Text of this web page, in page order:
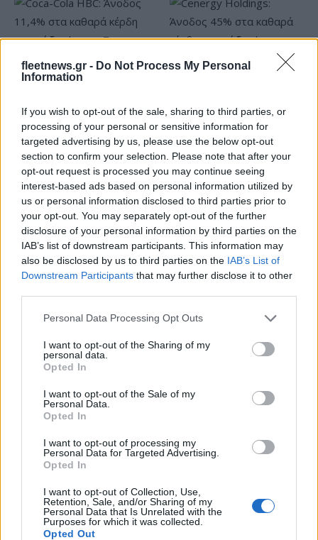
fleetnews.gr - Do Not Process My Personal
Information
If you wish to opt-out of the sale, sharing to third parties, or
processing of your personal or sensitive information for
targeted advertising by us, please use the below opt-out
section to confirm your selection. Please note that after your
opt-out request is processed you may continue seeing
interest-based ads based on personal information utilized by
us or personal information disclosed to third parties prior to
your opt-out. You may separately opt-out of the further
disclosure of your personal information by third parties on the
IAB’s list of downstream participants. This information may
also be disclosed by us to third parties on the IAB’s List of
Downstream Participants that may further disclose it to other
Please note that this website/app uses one or more Google
not limited to your visit or usage behaviour. You may click to
grant or deny consent to Google and its third-party tags to
use your data for below specified purposes in below Google
consent section.
Personal Data Processing Opt Outs
I want to opt-out of the Sharing of my
personal data.
Opted In
I want to opt-out of the Sale of my
Personal Data.
Opted In
I want to opt-out of processing my
Personal Data for Targeted Advertising.
Opted In
I want to opt-out of Collection, Use,
Retention, Sale, and/or Sharing of my
Personal Data that Is Unrelated with the
Purposes for which it was collected.
Opted Out
του α΄ εξαμήνου – Στα 524,4
εκατ. ευρώ
α΄ εξαμήνου, στα 138 εκατ.
ευρώ
Η συμφωνία Arval-Athlon αναδιαμορφώνει την αγορά leasing
της αναδιάρθρωσης
Alpha Bank: Για πρώτη φορά
το Αρχαίο Θέατρο
ESG Report 2025: Πώς η ΑΒ Βασιλόπουλος μετατρέπει τη
βιωσιμότητα σε καθημερινή πράξη